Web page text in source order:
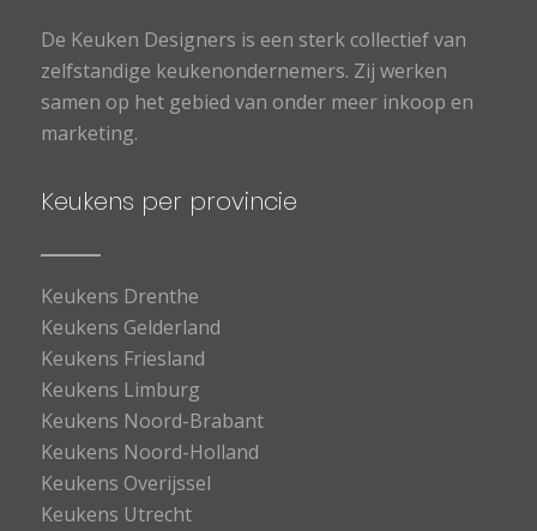
De Keuken Designers is een sterk collectief van
zelfstandige keukenondernemers. Zij werken
samen op het gebied van onder meer inkoop en
marketing.
Keukens per provincie
Keukens Drenthe
Keukens Gelderland
Keukens Friesland
Keukens Limburg
Keukens Noord-Brabant
Keukens Noord-Holland
Keukens Overijssel
Keukens Utrecht